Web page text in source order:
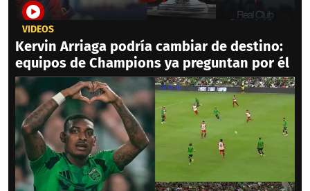
VIDEOS
Kervin Arriaga podría cambiar de destino:
equipos de Champions ya preguntan por él